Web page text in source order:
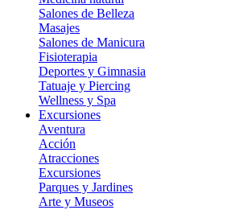
Salones de Belleza
Masajes
Salones de Manicura
Fisioterapia
Deportes y Gimnasia
Tatuaje y Piercing
Wellness y Spa
Excursiones
Aventura
Acción
Atracciones
Excursiones
Parques y Jardines
Arte y Museos